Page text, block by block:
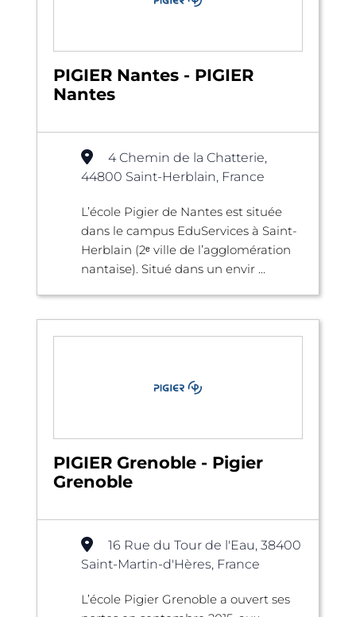
PIGIER Nantes - PIGIER
Nantes
4 Chemin de la Chatterie,
44800 Saint-Herblain, France
L’école Pigier de Nantes est située
dans le campus EduServices à Saint-
Herblain (2ᵉ ville de l’agglomération
nantaise). Situé dans un envir ...
PIGIER Grenoble - Pigier
Grenoble
16 Rue du Tour de l'Eau, 38400
Saint-Martin-d'Hères, France
L’école Pigier Grenoble a ouvert ses